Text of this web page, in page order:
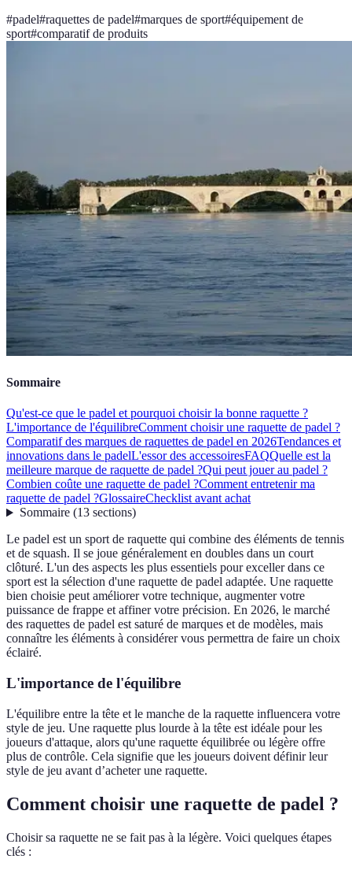
#padel#raquettes de padel#marques de sport#équipement de
sport#comparatif de produits
Sommaire
Qu'est-ce que le padel et pourquoi choisir la bonne raquette ?
L'importance de l'équilibreComment choisir une raquette de padel ?
Comparatif des marques de raquettes de padel en 2026Tendances et
innovations dans le padelL'essor des accessoiresFAQQuelle est la
meilleure marque de raquette de padel ?Qui peut jouer au padel ?
Combien coûte une raquette de padel ?Comment entretenir ma
raquette de padel ?GlossaireChecklist avant achat
Sommaire(13 sections)
Le padel est un sport de raquette qui combine des éléments de tennis
et de squash. Il se joue généralement en doubles dans un court
clôturé. L'un des aspects les plus essentiels pour exceller dans ce
sport est la sélection d'une raquette de padel adaptée. Une raquette
bien choisie peut améliorer votre technique, augmenter votre
puissance de frappe et affiner votre précision. En 2026, le marché
des raquettes de padel est saturé de marques et de modèles, mais
connaître les éléments à considérer vous permettra de faire un choix
éclairé.
L'importance de l'équilibre
L'équilibre entre la tête et le manche de la raquette influencera votre
style de jeu. Une raquette plus lourde à la tête est idéale pour les
joueurs d'attaque, alors qu'une raquette équilibrée ou légère offre
plus de contrôle. Cela signifie que les joueurs doivent définir leur
style de jeu avant d’acheter une raquette.
Comment choisir une raquette de padel ?
Choisir sa raquette ne se fait pas à la légère. Voici quelques étapes
clés :